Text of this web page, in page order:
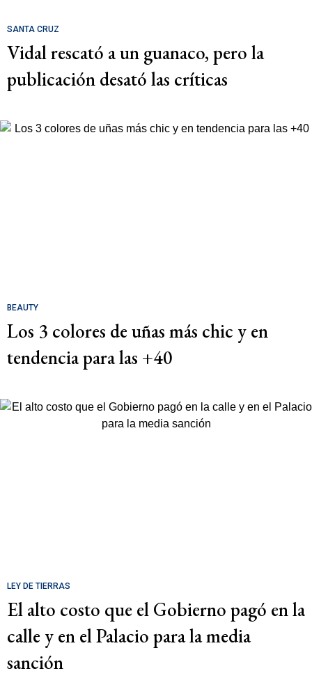
SANTA CRUZ
Vidal rescató a un guanaco, pero la
publicación desató las críticas
BEAUTY
Los 3 colores de uñas más chic y en
tendencia para las +40
LEY DE TIERRAS
El alto costo que el Gobierno pagó en la
calle y en el Palacio para la media
sanción